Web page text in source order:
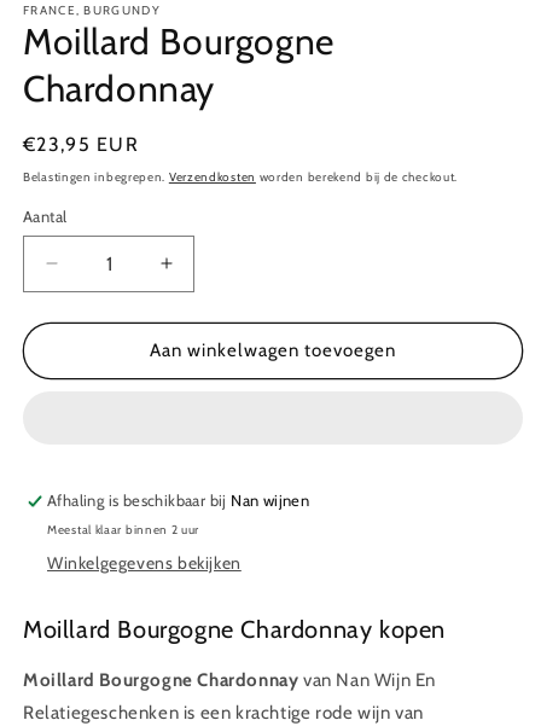
FRANCE, BURGUNDY
Moillard Bourgogne
Chardonnay
Normale
prijs
€23,95 EUR
Belastingen inbegrepen. Verzendkosten worden berekend bij de checkout.
Aantal
Aantal
Aantal
verlagen
voor
Bourgogne
Aantal
verhogen
voor
Moillard
Bourgogne
Aan winkelwagen toevoegen
Afhaling is beschikbaar bij Nan wijnen
Meestal klaar binnen 2 uur
Winkelgegevens bekijken
Moillard Bourgogne Chardonnay kopen
Moillard Bourgogne Chardonnay van Nan Wijn En
Relatiegeschenken is een krachtige rode wijn van